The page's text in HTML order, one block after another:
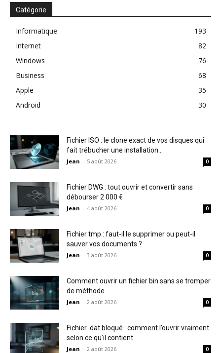
Catégorie
Informatique
193
Internet
82
Windows
76
Business
68
Apple
35
Android
30
Fichier ISO : le clone exact de vos disques qui
fait trébucher une installation...
Jean - 5 août 2026 0
Fichier DWG : tout ouvrir et convertir sans
débourser 2 000 €
Jean - 4 août 2026 0
Fichier tmp : faut-il le supprimer ou peut-il
sauver vos documents ?
Jean - 3 août 2026 0
Comment ouvrir un fichier bin sans se tromper
de méthode
Jean - 2 août 2026 0
Fichier .dat bloqué : comment l’ouvrir vraiment
selon ce qu’il contient
Jean - 2 août 2026 0